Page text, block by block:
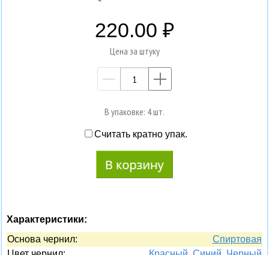
220.00
Цена за штуку
—
В упаковке: 4 шт.
Считать кратно упак.
Характеристики:
Основа чернил:
Спиртовая